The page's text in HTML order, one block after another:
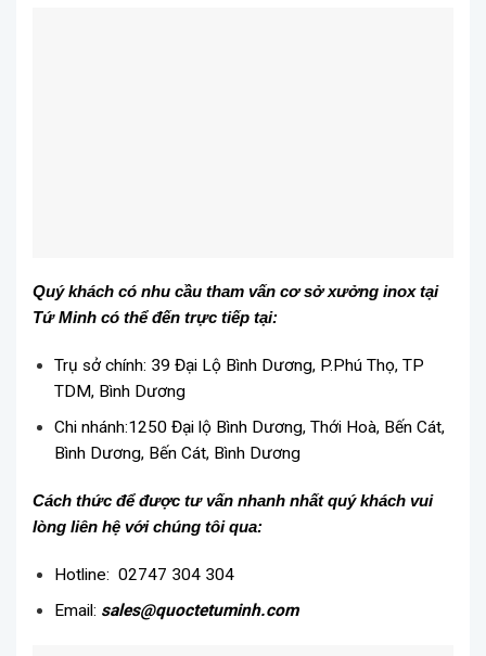
Quý khách có nhu cầu tham vấn cơ sở xưởng inox tại
Tứ Minh có thể đến trực tiếp tại:
Trụ sở chính: 39 Đại Lộ Bình Dương, P.Phú Thọ, TP
TDM, Bình Dương
Chi nhánh:1250 Đại lộ Bình Dương, Thới Hoà, Bến Cát,
Bình Dương, Bến Cát, Bình Dương
Cách thức để được tư vấn nhanh nhất quý khách vui
lòng liên hệ với chúng tôi qua:
Hotline: 02747 304 304
Email: sales@quoctetuminh.com